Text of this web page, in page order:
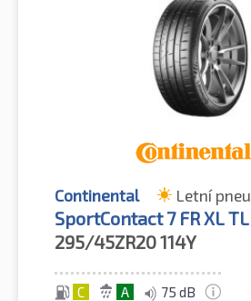
Continental Letní
SportContact 7 FR XL TL
295/45ZR20114Y
C A 75 dB